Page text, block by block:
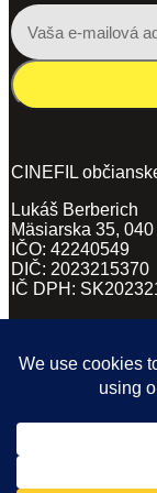
CINEFIL
Lukáš Berberich
Mäsiarska 35,
IČO: 42240549
DIČ: 2023215370
IČ DPH:
ZÁSADY
Ticketing and